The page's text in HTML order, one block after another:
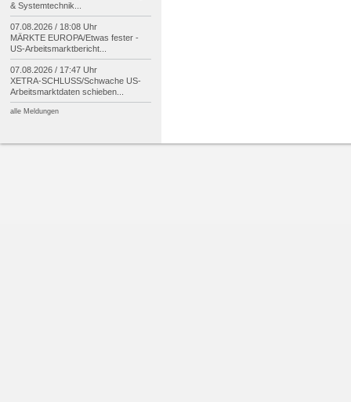
& Systemtechnik...
07.08.2026 / 18:08 Uhr
MÄRKTE EUROPA/Etwas fester -
US-Arbeitsmarktbericht...
07.08.2026 / 17:47 Uhr
XETRA-SCHLUSS/Schwache US-
Arbeitsmarktdaten schieben...
alle Meldungen